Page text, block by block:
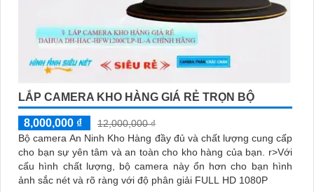
LẮP CAMERA KHO HÀNG GIÁ RẺ TRỌN BỘ
8,000,000 ₫
12,000,000 ₫
Bộ camera An Ninh Kho Hàng đầy đủ và chất lượng cung cấp
cho bạn sự yên tâm và an toàn cho kho hàng của bạn. r>Với
cấu hình chất lượng, bộ camera này ổn hơn cho bạn hình
ảnh sắc nét và rõ ràng với độ phân giải FULL HD 1080P